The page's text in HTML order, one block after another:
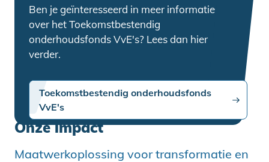
Ben je geïnteresseerd in meer informatie
over het Toekomstbestendig
onderhoudsfonds VvE's? Lees dan hier
verder.
Toekomstbestendig onderhoudsfonds
VvE's
Onze impact
Maatwerkoplossing voor transformatie en